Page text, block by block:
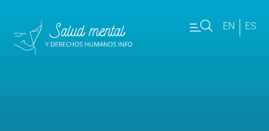
EN ES